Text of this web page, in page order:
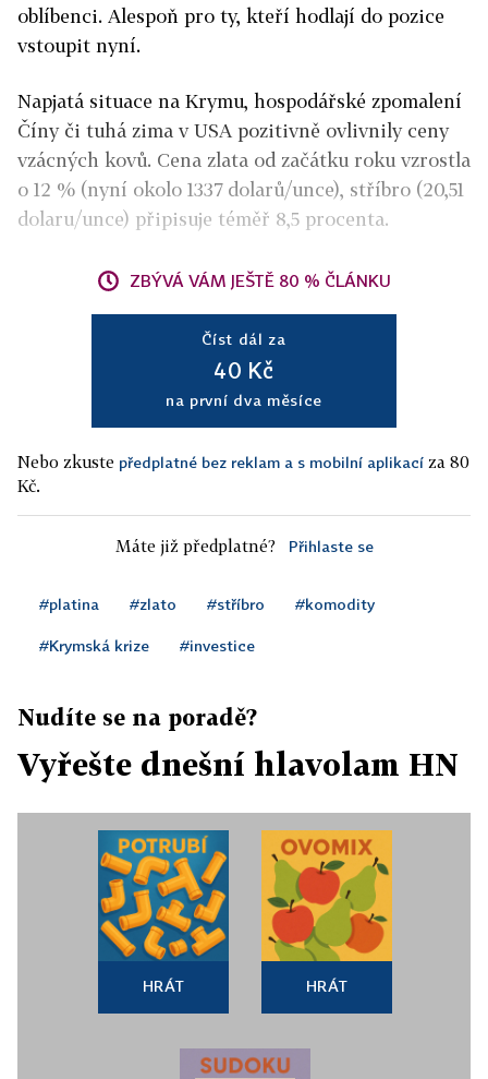
oblíbenci. Alespoň pro ty, kteří hodlají do pozice
vstoupit nyní.
Napjatá situace na Krymu, hospodářské zpomalení
Číny či tuhá zima v USA pozitivně ovlivnily ceny
vzácných kovů. Cena zlata od začátku roku vzrostla
o 12 % (nyní okolo 1337 dolarů/unce), stříbro (20,51
dolaru/unce) připisuje téměř 8,5 procenta.
ZBÝVÁ VÁM JEŠTĚ 80 % ČLÁNKU
Číst dál za
40 Kč
na první dva měsíce
Nebo zkuste předplatné bez reklam a s mobilní aplikací za 80
Kč.
Máte již předplatné? Přihlaste se
#platina #zlato #stříbro #komodity
#Krymská krize #investice
Nudíte se na poradě?
Vyřešte dnešní hlavolam HN
HRÁT HRÁT